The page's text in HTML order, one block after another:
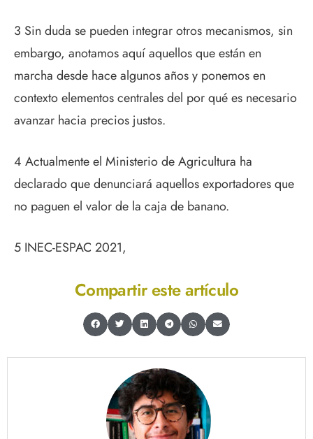
3 Sin duda se pueden integrar otros mecanismos, sin
embargo, anotamos aquí aquellos que están en
marcha desde hace algunos años y ponemos en
contexto elementos centrales del por qué es necesario
avanzar hacia precios justos.
4 Actualmente el Ministerio de Agricultura ha
declarado que denunciará aquellos exportadores que
no paguen el valor de la caja de banano.
5 INEC-ESPAC 2021,
Compartir este artículo